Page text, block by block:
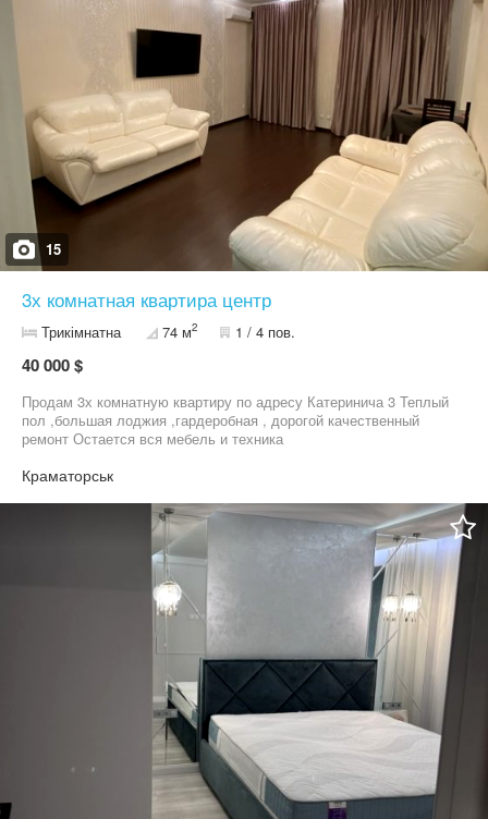
15
3х комнатная квартира центр
Трикімнатна 74 м2 1 / 4 пов.
40 000 $
Продам 3х комнатную квартиру по адресу Катеринича 3 Теплый
пол ,большая лоджия ,гардеробная , дорогой качественный
ремонт Остается вся мебель и техника
Краматорськ